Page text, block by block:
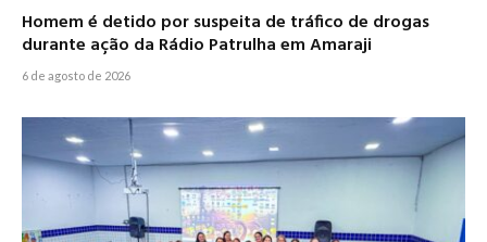
Homem é detido por suspeita de tráfico de drogas
durante ação da Rádio Patrulha em Amaraji
6 de agosto de 2026